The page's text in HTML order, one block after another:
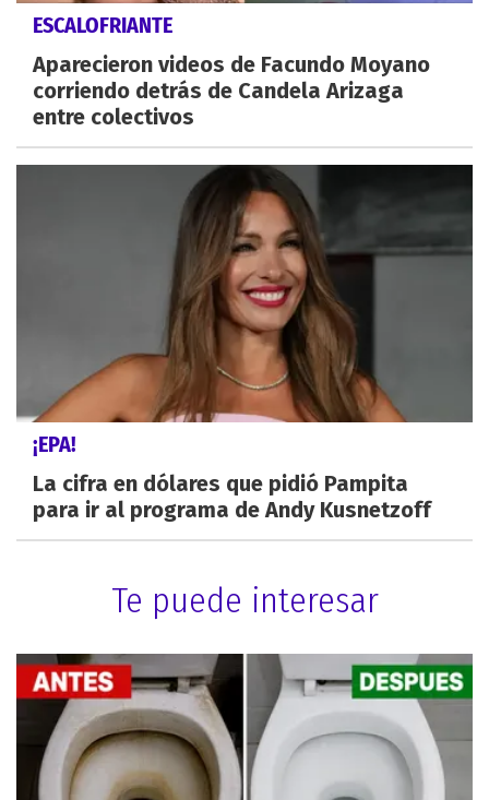
ESCALOFRIANTE
Aparecieron videos de Facundo Moyano
corriendo detrás de Candela Arizaga
entre colectivos
¡EPA!
La cifra en dólares que pidió Pampita
para ir al programa de Andy Kusnetzoff
Te puede interesar